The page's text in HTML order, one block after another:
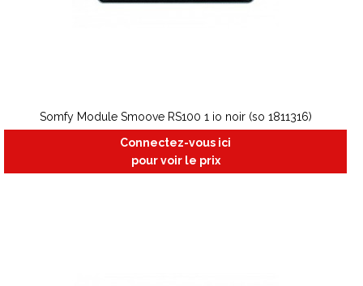
Somfy Module Smoove RS100 1 io noir (so 1811316)
Connectez-vous ici
pour voir le prix